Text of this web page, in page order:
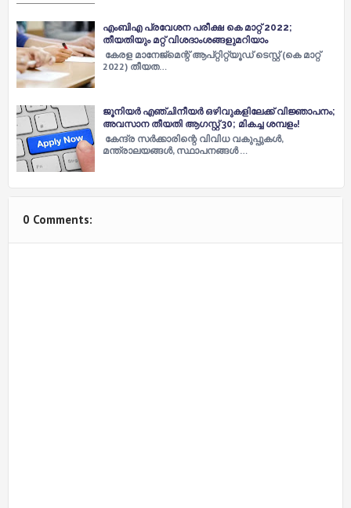
എംബിഎ പ്രവേശന പരീക്ഷ കെ മാറ്റ് 2022;
തീയതിയും മറ്റ് വിശദാംശങ്ങളുമറിയാം
കേരള മാനേജ്മെന്റ് ആപ്റ്റിറ്റ്യൂഡ് ടെസ്റ്റ് (കെ മാറ്റ്
2022) തീയത…
ജൂനിയർ എഞ്ചിനീയർ ഒഴിവുകളിലേക്ക് വിജ്ഞാപനം;
അവസാന തീയതി ആ​ഗസ്റ്റ് 30; മികച്ച ശമ്പളം!
കേന്ദ്ര സർക്കാരിന്റെ വിവിധ വകുപ്പുകൾ,
മന്ത്രാലയങ്ങൾ, സ്ഥാപനങ്ങൾ …
0 Comments: